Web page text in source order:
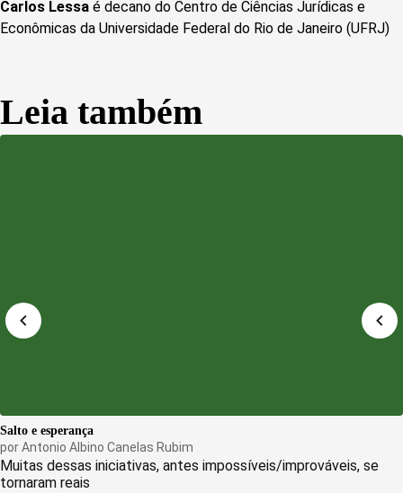
Carlos Lessa é decano do Centro de Ciências Jurídicas e
Econômicas da Universidade Federal do Rio de Janeiro (UFRJ)
Leia também
Salto e esperança
porAntonio Albino Canelas Rubim
Muitas dessas iniciativas, antes impossíveis/improváveis, se
tornaram reais